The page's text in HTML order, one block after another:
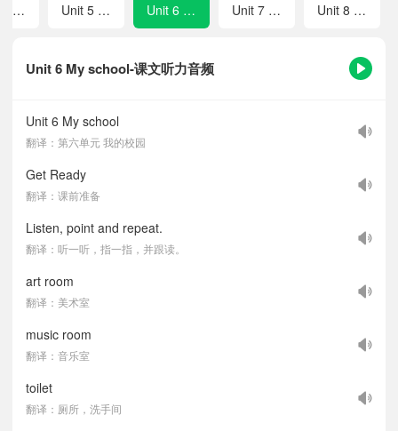
Unit 6 My school-课文听力音频
Unit 6 My school
翻译：第六单元 我的校园
Get Ready
翻译：课前准备
Listen, point and repeat.
翻译：听一听，指一指，并跟读。
art room
翻译：美术室
music room
翻译：音乐室
toilet
翻译：厕所，洗手间
Unit 4 Subjects Unit 5 Numbers around us Unit 6 My school Unit 7 Helping Unit 8 Playing sports